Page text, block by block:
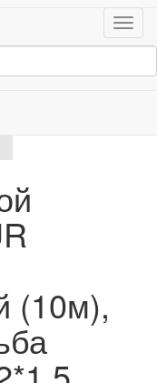
Меню
(10м),